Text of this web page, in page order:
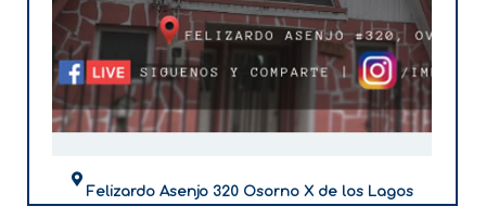
Felizardo Asenjo 320 Osorno X de los Lagos